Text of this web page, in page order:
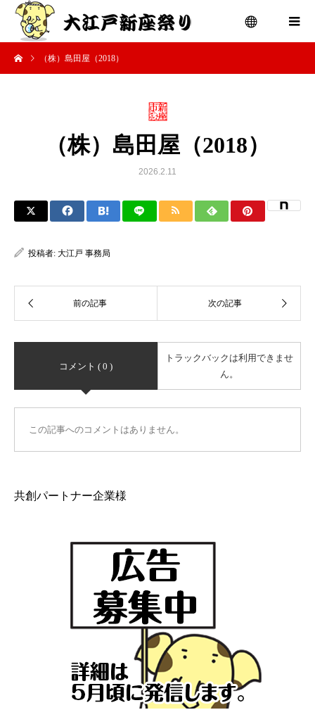
（株）島田屋（2018）
（株）島田屋（2018）
2026.2.11
投稿者: 大江戸 事務局
コメント ( 0 )
トラックバックは利用できませ
ん。
この記事へのコメントはありません。
共創パートナー企業様